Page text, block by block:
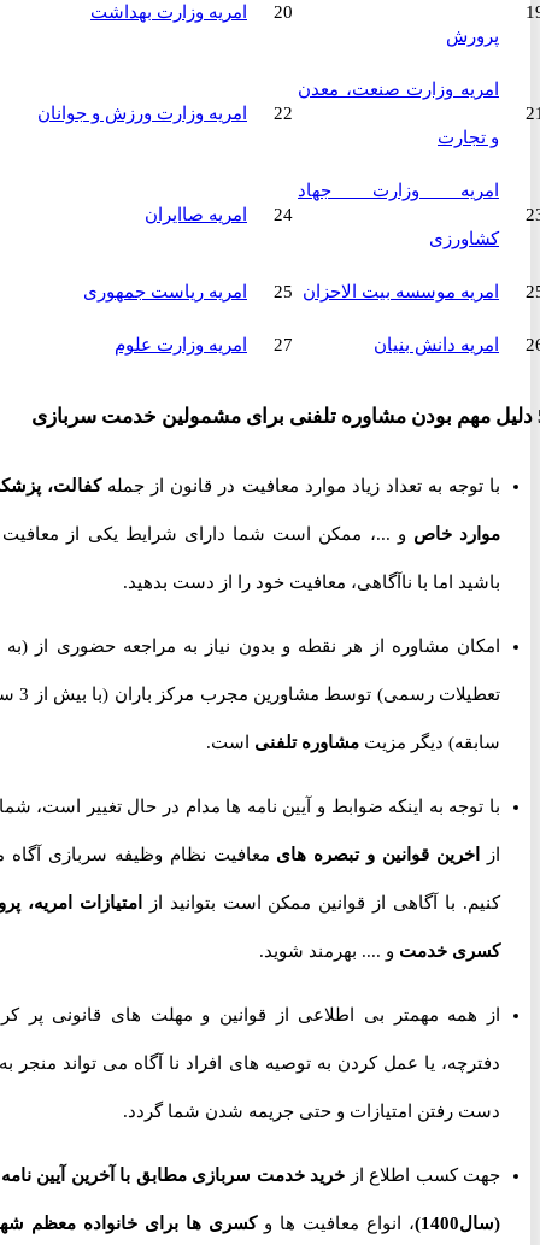
پرورش
امریه وزارت بهداشت
امریه وزارت صنعت، معدن
و تجارت
امریه وزارت ورزش و جوانان
امریه وزارت جهاد
کشاورزی
امریه صاایران
امریه موسسه بیت الاحزان 25 امریه ریاست جمهوری
امریه دانش بنیان امریه وزارت علوم
با توجه به تعداد زیاد موارد معافیت در قانون از جملهکفالت، پزشکی،
موارد خاصو ...، ممکن است شما دارای شرایط یکی از معافیت ها
باشید اما با ناآگاهی، معافیت خود را از دست بدهید.
امکان مشاوره از هر نقطه و بدون نیاز به مراجعه حضوری از (به جز
تعطیلات رسمی) توسط مشاورین مجرب مرکز باران (با بیش از 3 سال
سابقه) دیگر مزیت مشاوره تلفنیاست.
با توجه به اینکه ضوابط و آیین نامه ها مدام در حال تغییر است، شما را
اخرین قوانین و تبصره هایمعافیت نظام وظیفه سربازی آگاه می
کنیم. با آگاهی از قوانین ممکن است بتوانید ازامتیازات امریه، پروژه
کسری خدمتو .... بهرمند شوید.
از همه مهمتر بی اطلاعی از قوانین و مهلت های قانونی پر کردن
دفترچه، یا عمل کردن به توصیه های افراد نا آگاه می تواند منجر به از
دست رفتن امتیازات و حتی جریمه شدن شما گردد.
جهت کسب اطلاع ازخرید خدمت سربازی مطابق با آخرین آیین نامه ها
(سال1400) ، انواع معافیت ها و کسری ها برای خانواده معظم شهدا،